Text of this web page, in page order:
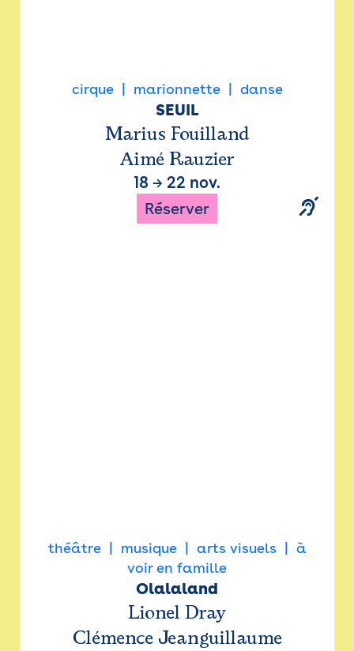
cirque marionnette danse
SEUIL
Marius Fouilland
Aimé Rauzier
18 → 22 nov.
Réserver
théâtre musique arts visuels
à
voir en famille
Olalaland
Lionel Dray
Clémence Jeanguillaume